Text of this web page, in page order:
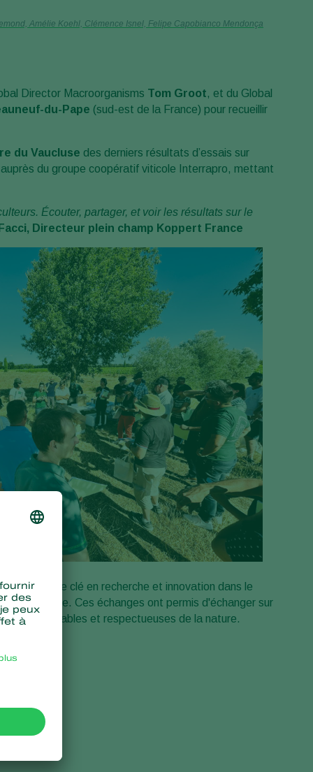
Amélie Koehl, Clémence Isnel, Felipe Capobianco Mendonça
Director Macroorganisms Tom Groot, et du Global
du-Pape (sud-est de la France) pour recueillir
du Vaucluse des derniers résultats d’essais sur
du groupe coopératif viticole Interrapro, mettant
Écouter, partager, et voir les résultats sur le
Directeur plein champ Koppert France
partenaire clé en recherche et innovation dans le
en France. Ces échanges ont permis d'échanger sur
durables et respectueuses de la nature.